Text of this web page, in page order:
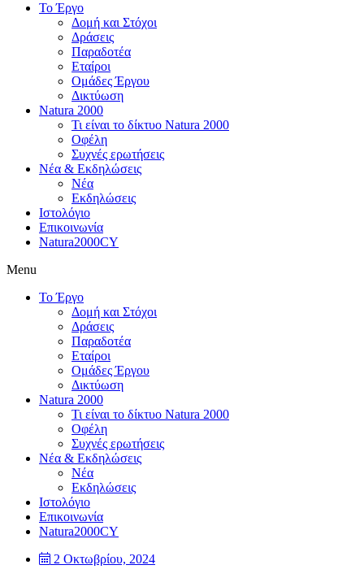
Το Έργο
Δομή και Στόχοι
Δράσεις
Παραδοτέα
Εταίροι
Ομάδες Έργου
Δικτύωση
Natura 2000
Τι είναι το δίκτυο Natura 2000
Οφέλη
Συχνές ερωτήσεις
Νέα & Εκδηλώσεις
Νέα
Εκδηλώσεις
Ιστολόγιο
Επικοινωνία
Natura2000CY
Menu
Το Έργο
Δομή και Στόχοι
Δράσεις
Παραδοτέα
Εταίροι
Ομάδες Έργου
Δικτύωση
Natura 2000
Τι είναι το δίκτυο Natura 2000
Οφέλη
Συχνές ερωτήσεις
Νέα & Εκδηλώσεις
Νέα
Εκδηλώσεις
Ιστολόγιο
Επικοινωνία
Natura2000CY
2 Οκτωβρίου, 2024